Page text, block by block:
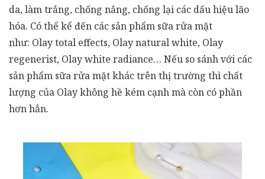
da, làm trắng, chống nắng, chống lại các dấu hiệu lão
hóa. Có thể kể đến các sản phẩm sữa rửa mặt
như: Olay total effects, Olay natural white, Olay
regenerist, Olay white radiance… Nếu so sánh với các
sản phẩm sữa rửa mặt khác trên thị trường thì chất
lượng của Olay không hề kém cạnh mà còn có phần
hơn hẳn.